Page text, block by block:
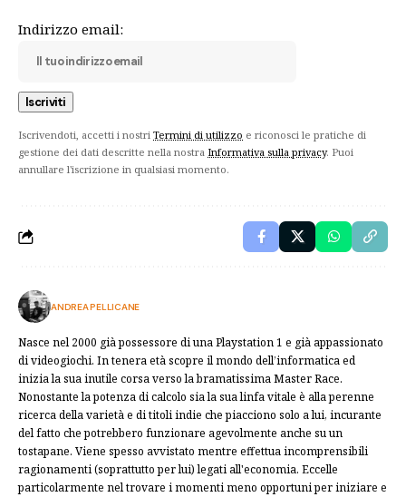
Indirizzo email:
Iscrivendoti, accetti i nostri Termini di utilizzo e riconosci le pratiche di
gestione dei dati descritte nella nostra Informativa sulla privacy. Puoi
annullare l'iscrizione in qualsiasi momento.
ANDREA PELLICANE
Nasce nel 2000 già possessore di una Playstation 1 e già appassionato
di videogiochi. In tenera età scopre il mondo dell’informatica ed
inizia la sua inutile corsa verso la bramatissima Master Race.
Nonostante la potenza di calcolo sia la sua linfa vitale è alla perenne
ricerca della varietà e di titoli indie che piacciono solo a lui, incurante
del fatto che potrebbero funzionare agevolmente anche su un
tostapane. Viene spesso avvistato mentre effettua incomprensibili
ragionamenti (soprattutto per lui) legati all'economia. Eccelle
particolarmente nel trovare i momenti meno opportuni per iniziare e